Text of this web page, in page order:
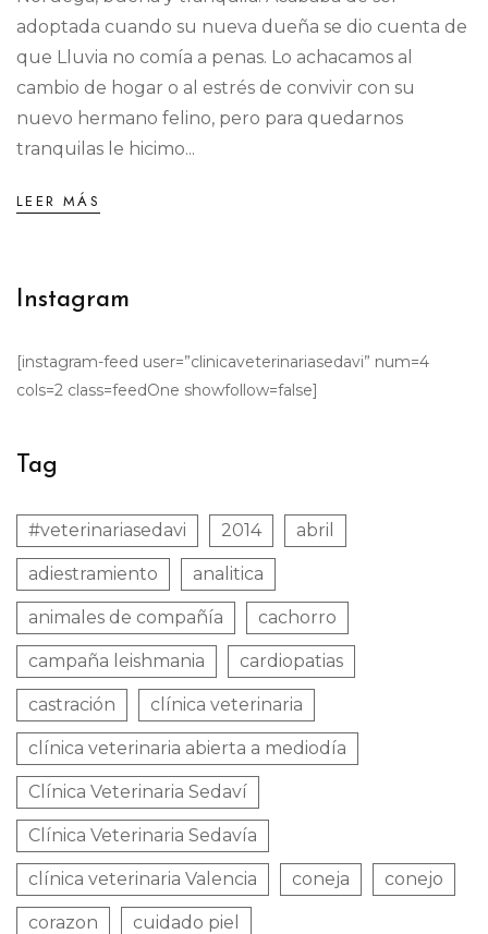
adoptada cuando su nueva dueña se dio cuenta de
que Lluvia no comía a penas. Lo achacamos al
cambio de hogar o al estrés de convivir con su
nuevo hermano felino, pero para quedarnos
tranquilas le hicimo...
LEER MÁS
Instagram
[instagram-feed user=”clinicaveterinariasedavi” num=4
cols=2 class=feedOne showfollow=false]
Tag
#veterinariasedavi 2014 abril
adiestramiento analitica
animales de compañía cachorro
campaña leishmania cardiopatias
castración clínica veterinaria
clínica veterinaria abierta a mediodía
Clínica Veterinaria Sedaví
Clínica Veterinaria Sedavía
clínica veterinaria Valencia coneja conejo
corazon cuidado piel